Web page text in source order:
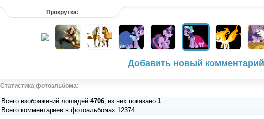
Прокрутка:
Добавить новый комментарий
Статистика фотоальбома:
Всего изображений лошадей 4706, из них показано 1
Всего комментариев в фотоальбомах 12374